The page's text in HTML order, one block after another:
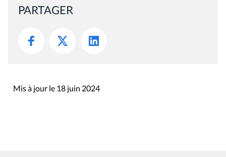
PARTAGER
Mis à jour le 18 juin 2024